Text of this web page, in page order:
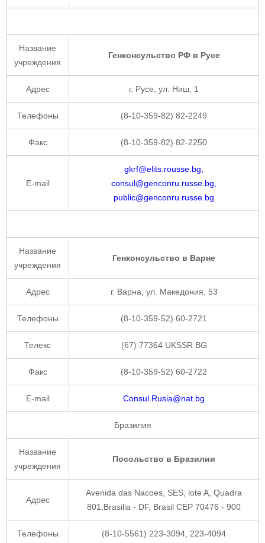
Название
учреждения
Генконсульство РФ в Русе
Адрес г. Русе, ул. Ниш, 1
Телефоны (8-10-359-82) 82-2249
Факс (8-10-359-82) 82-2250
E-mail
gkrf@elits.rousse.bg,
consul@genconru.russe.bg,
public@genconru.russe.bg
Название
учреждения
Генконсульство в Варне
Адрес г. Варна, ул. Македония, 53
Телефоны (8-10-359-52) 60-2721
Телекс (67) 77364 UKSSR BG
Факс (8-10-359-52) 60-2722
E-mail Consul.Rusia@nat.bg
Бразилия
Название
учреждения
Посольство в Бразилии
Адрес
Avenida das Nacoes, SES, lote A, Quadra
801,Brasilia - DF, Brasil CEP 70476 - 900
Телефоны (8-10-5561) 223-3094, 223-4094